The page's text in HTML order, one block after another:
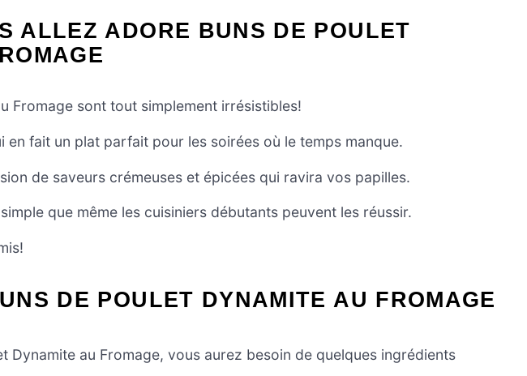
ALLEZ ADORE BUNS DE POULET
Fromage sont tout simplement irrésistibles!
en fait un plat parfait pour les soirées où le temps manque.
de saveurs crémeuses et épicées qui ravira vos papilles.
que même les cuisiniers débutants peuvent les réussir.
DE POULET DYNAMITE AU FROMAGE
Dynamite au Fromage, vous aurez besoin de quelques ingrédients